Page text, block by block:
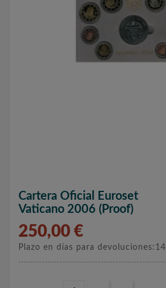
Cartera Oficial Euroset
Vaticano 2006 (Proof)
250,00 €
Plazo en días para devoluciones:14